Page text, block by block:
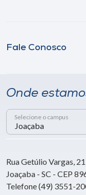
Fale Conosco
Onde
Selecione o campus
Rua Getúlio Vargas,
Joaçaba - SC - CEP
Telefone (49) 3551-